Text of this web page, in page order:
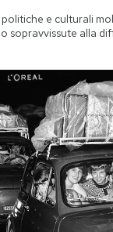
e culturali
sopravvissute alla